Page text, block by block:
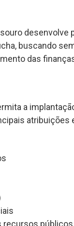
desenvolve
buscando
das
a
atribuições
públicos